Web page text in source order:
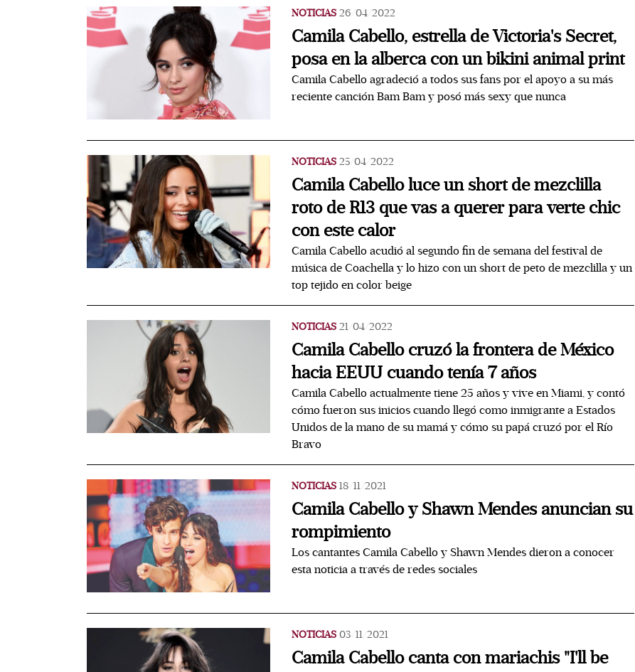
NOTICIAS 26/04/2022
Camila Cabello, estrella de Victoria's Secret,
posa en la alberca con un bikini animal print
Camila Cabello agradeció a todos sus fans por el apoyo a su más
reciente canción Bam Bam y posó más sexy que nunca
NOTICIAS 25/04/2022
Camila Cabello luce un short de mezclilla
roto de R13 que vas a querer para verte chic
con este calor
Camila Cabello acudió al segundo fin de semana del festival de
música de Coachella y lo hizo con un short de peto de mezclilla y un
top tejido en color beige
NOTICIAS 21/04/2022
Camila Cabello cruzó la frontera de México
hacia EEUU cuando tenía 7 años
Camila Cabello actualmente tiene 25 años y vive en Miami, y contó
cómo fueron sus inicios cuando llegó como inmigrante a Estados
Unidos de la mano de su mamá y cómo su papá cruzó por el Río
Bravo
NOTICIAS 18/11/2021
Camila Cabello y Shawn Mendes anuncian su
rompimiento
Los cantantes Camila Cabello y Shawn Mendes dieron a conocer
esta noticia a través de redes sociales
NOTICIAS 03/11/2021
Camila Cabello canta con mariachis "I'll be